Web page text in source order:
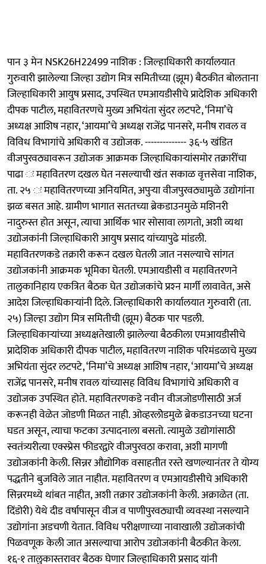
पान ३ मेन NSK26H22499 नाशिक : जिल्हाधिकारी कार्यालयात
गुरुवारी झालेल्या जिल्हा उद्योग मित्र समितीच्या (झूम) बैठकीत बोलताना
जिल्हाधिकारी आयुष प्रसाद, उपस्थित एमआयडीसीचे प्रादेशिक अधिकारी
दीपक पाटील, महावितरणचे मुख्य अभियंता सुंदर लटपटे, ‘निमा’चे
अध्यक्ष आशिष नहार, ‘आयमा’चे अध्यक्ष राजेंद्र पानसरे, मनीष रावल व
विविध विभागांचे अधिकारी व उद्योजक. -------------- ३६-५ खंडित
वीजपुरवठ्यावरून उद्योजक आक्रमक जिल्हाधिकाऱ्यांसमोर तक्रारींचा
पाढा ः महावितरण दखल घेत नसल्याची खंत सकाळ वृत्तसेवा नाशिक,
ता. २५ ः महावितरणच्या अनियमित, अपुऱ्या वीजपुरवठ्यामुळे उद्योगांना
झळ बसत आहे. ग्रामीण भागात सततच्या ब्रेकडाउनमुळे मशिनरी
नादुरुस्त होत असून, त्याचा आर्थिक भार सोसावा लागतो, अशी व्यथा
उद्योजकांनी जिल्हाधिकारी आयुष प्रसाद यांच्यापुढे मांडली.
महावितरणकडे तक्रारी करून दखल घेतली जात नसल्याचे सांगत
उद्योजकांनी आक्रमक भूमिका घेतली. एमआयडीसी व महावितरणने
तालुकानिहाय एकत्रित बैठक घेत उद्योजकांचे प्रश्‍न मार्गी लावावेत, असे
आदेश जिल्हाधिकाऱ्यांनी दिले. जिल्हाधिकारी कार्यालयात गुरुवारी (ता.
२५) जिल्हा उद्योग मित्र समितीची (झूम) बैठक पार पडली.
जिल्हाधिकाऱ्यांच्या अध्यक्षतेखाली झालेल्या बैठकीला एमआयडीसीचे
प्रादेशिक अधिकारी दीपक पाटील, महावितरण नाशिक परिमंडळाचे मुख्य
अभियंता सुंदर लटपटे, ‘निमा’चे अध्यक्ष आशिष नहार, ‘आयमा’चे अध्यक्ष
राजेंद्र पानसरे, मनीष रावल यांच्यासह विविध विभागांचे अधिकारी व
उद्योजक उपस्थित होते. महावितरणकडे नवीन वीजजोडणीसाठी अर्ज
करूनही वेळेत जोडणी मिळत नाही. ओव्हरलोेडमुळे ब्रेकडाउनच्या घटना
घडत असून, त्याचा फटका उत्पादनाला बसतो. त्यामुळे उद्योगांसाठी
स्वतंत्र्यरीत्या एक्स्प्रेस फीडरद्वारे वीजपुरवठा करावा, अशी मागणी
उद्योजकांनी केली. सिन्नर औद्योगिक वसाहतीत रस्ते खणल्यानंतर ते योग्य
पद्धतीने बुजविले जात नाहीत. महावितरण व एमआयडीसीचे अधिकारी
सिन्नरमध्ये थांबत नाहीत, अशी तक्रार उद्योजकांनी केली. अक्राळेत (ता.
दिंडोरी) येथे दीड वर्षापासून वीज व पाणीपुरवठ्याची व्यवस्था नसल्याने
उद्योगांना अडचणी येतात. विविध परीक्षणाच्या नावाखाली उद्योजकांची
पिळवणूक केली जात असल्याचा आरोप उद्योजकांनी बैठकीत केला.
१६-१ तालुकास्तरावर बैठक घेणार जिल्हाधिकारी प्रसाद यांनी